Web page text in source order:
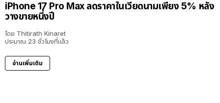
iPhone 17 Pro Max ลดราคาในเวียดนามเพียง 5% หลัง
วางขายหนึ่งปี
โดย Thitirath Kinaret
ประมาณ 23 ชั่วโมงที่แล้ว
อ่านเพิ่มเติม